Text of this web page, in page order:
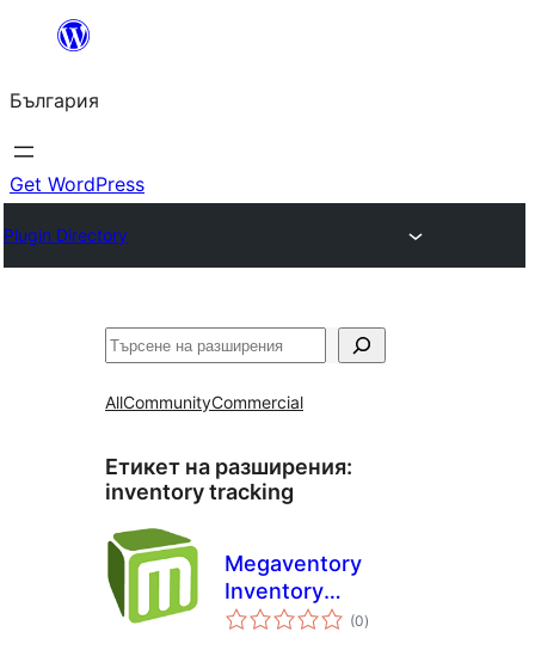
България
Get WordPress
Plugin Directory
Търсене
AllCommunityCommercial
Етикет на разширения:
inventory tracking
Megaventory
Inventory
Management
(0общо
оценки
)